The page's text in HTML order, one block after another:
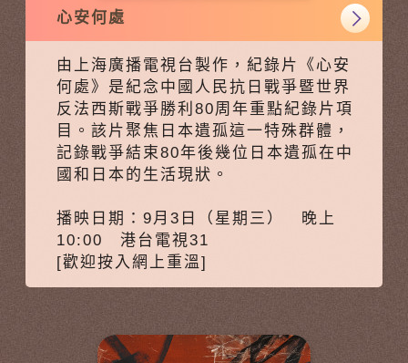
心安何處
由上海廣播電視台製作，紀錄片《心安
何處》是紀念中國人民抗日戰爭暨世界
反法西斯戰爭勝利80周年重點紀錄片項
目。該片聚焦日本遺孤這一特殊群體，
記錄戰爭結束80年後幾位日本遺孤在中
國和日本的生活現狀。
播映日期：9月3日（星期三） 晚上
10:00 港台電視31
[歡迎按入網上重溫]